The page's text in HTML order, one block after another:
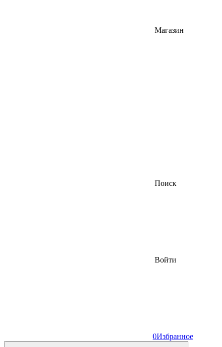
Магазин
Поиск
Войти
0Избранное